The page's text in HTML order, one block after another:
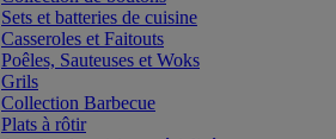
Sets et batteries de cuisine
Casseroles et Faitouts
Poêles, Sauteuses et Woks
Grils
Collection Barbecue
Plats à rôtir